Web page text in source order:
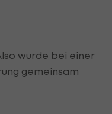
wurde bei einer
gemeinsam